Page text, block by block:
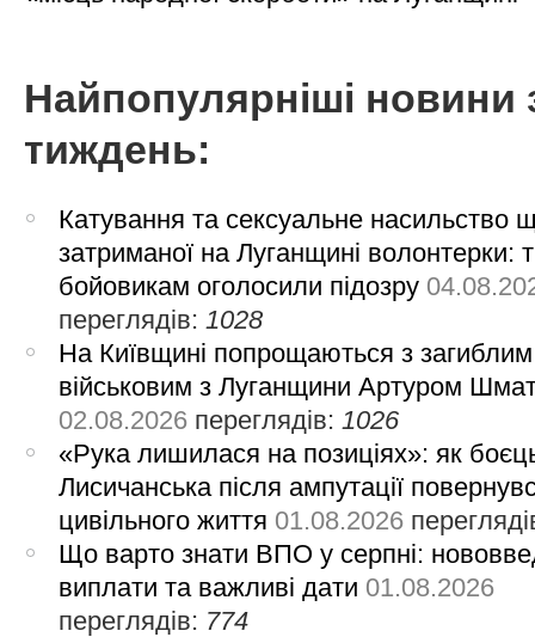
Найпопулярніші новини
тиждень:
Катування та сексуальне насильство
затриманої на Луганщині волонтерки:
бойовикам оголосили підозру
переглядів: 1028
На Київщині попрощаються з загиблим
військовим з Луганщини Артуром
02.08.2026 переглядів: 1026
«Рука лишилася на позиціях»: як
Лисичанська після ампутації
цивільного життя 01.08.2026
Що варто знати ВПО у серпні:
виплати та важливі дати 01.08.2026
переглядів: 774